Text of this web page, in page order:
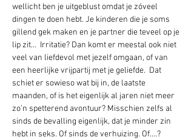
wellicht ben je uitgeblust omdat je zóveel
dingen te doen hebt. Je kinderen die je soms
gillend gek maken en je partner die teveel op je
lip zit…  Irritatie? Dan komt er meestal ook niet
veel van liefdevol met jezelf omgaan, of van
een heerlijke vrijpartij met je geliefde.  Dat
schiet er sowieso wat bij in, de laatste
maanden, of is het eigenlijk al jaren niet meer
zo’n spetterend avontuur? Misschien zelfs al
sinds de bevalling eigenlijk, dat je minder zin
hebt in seks. Of sinds de verhuizing. Of….?